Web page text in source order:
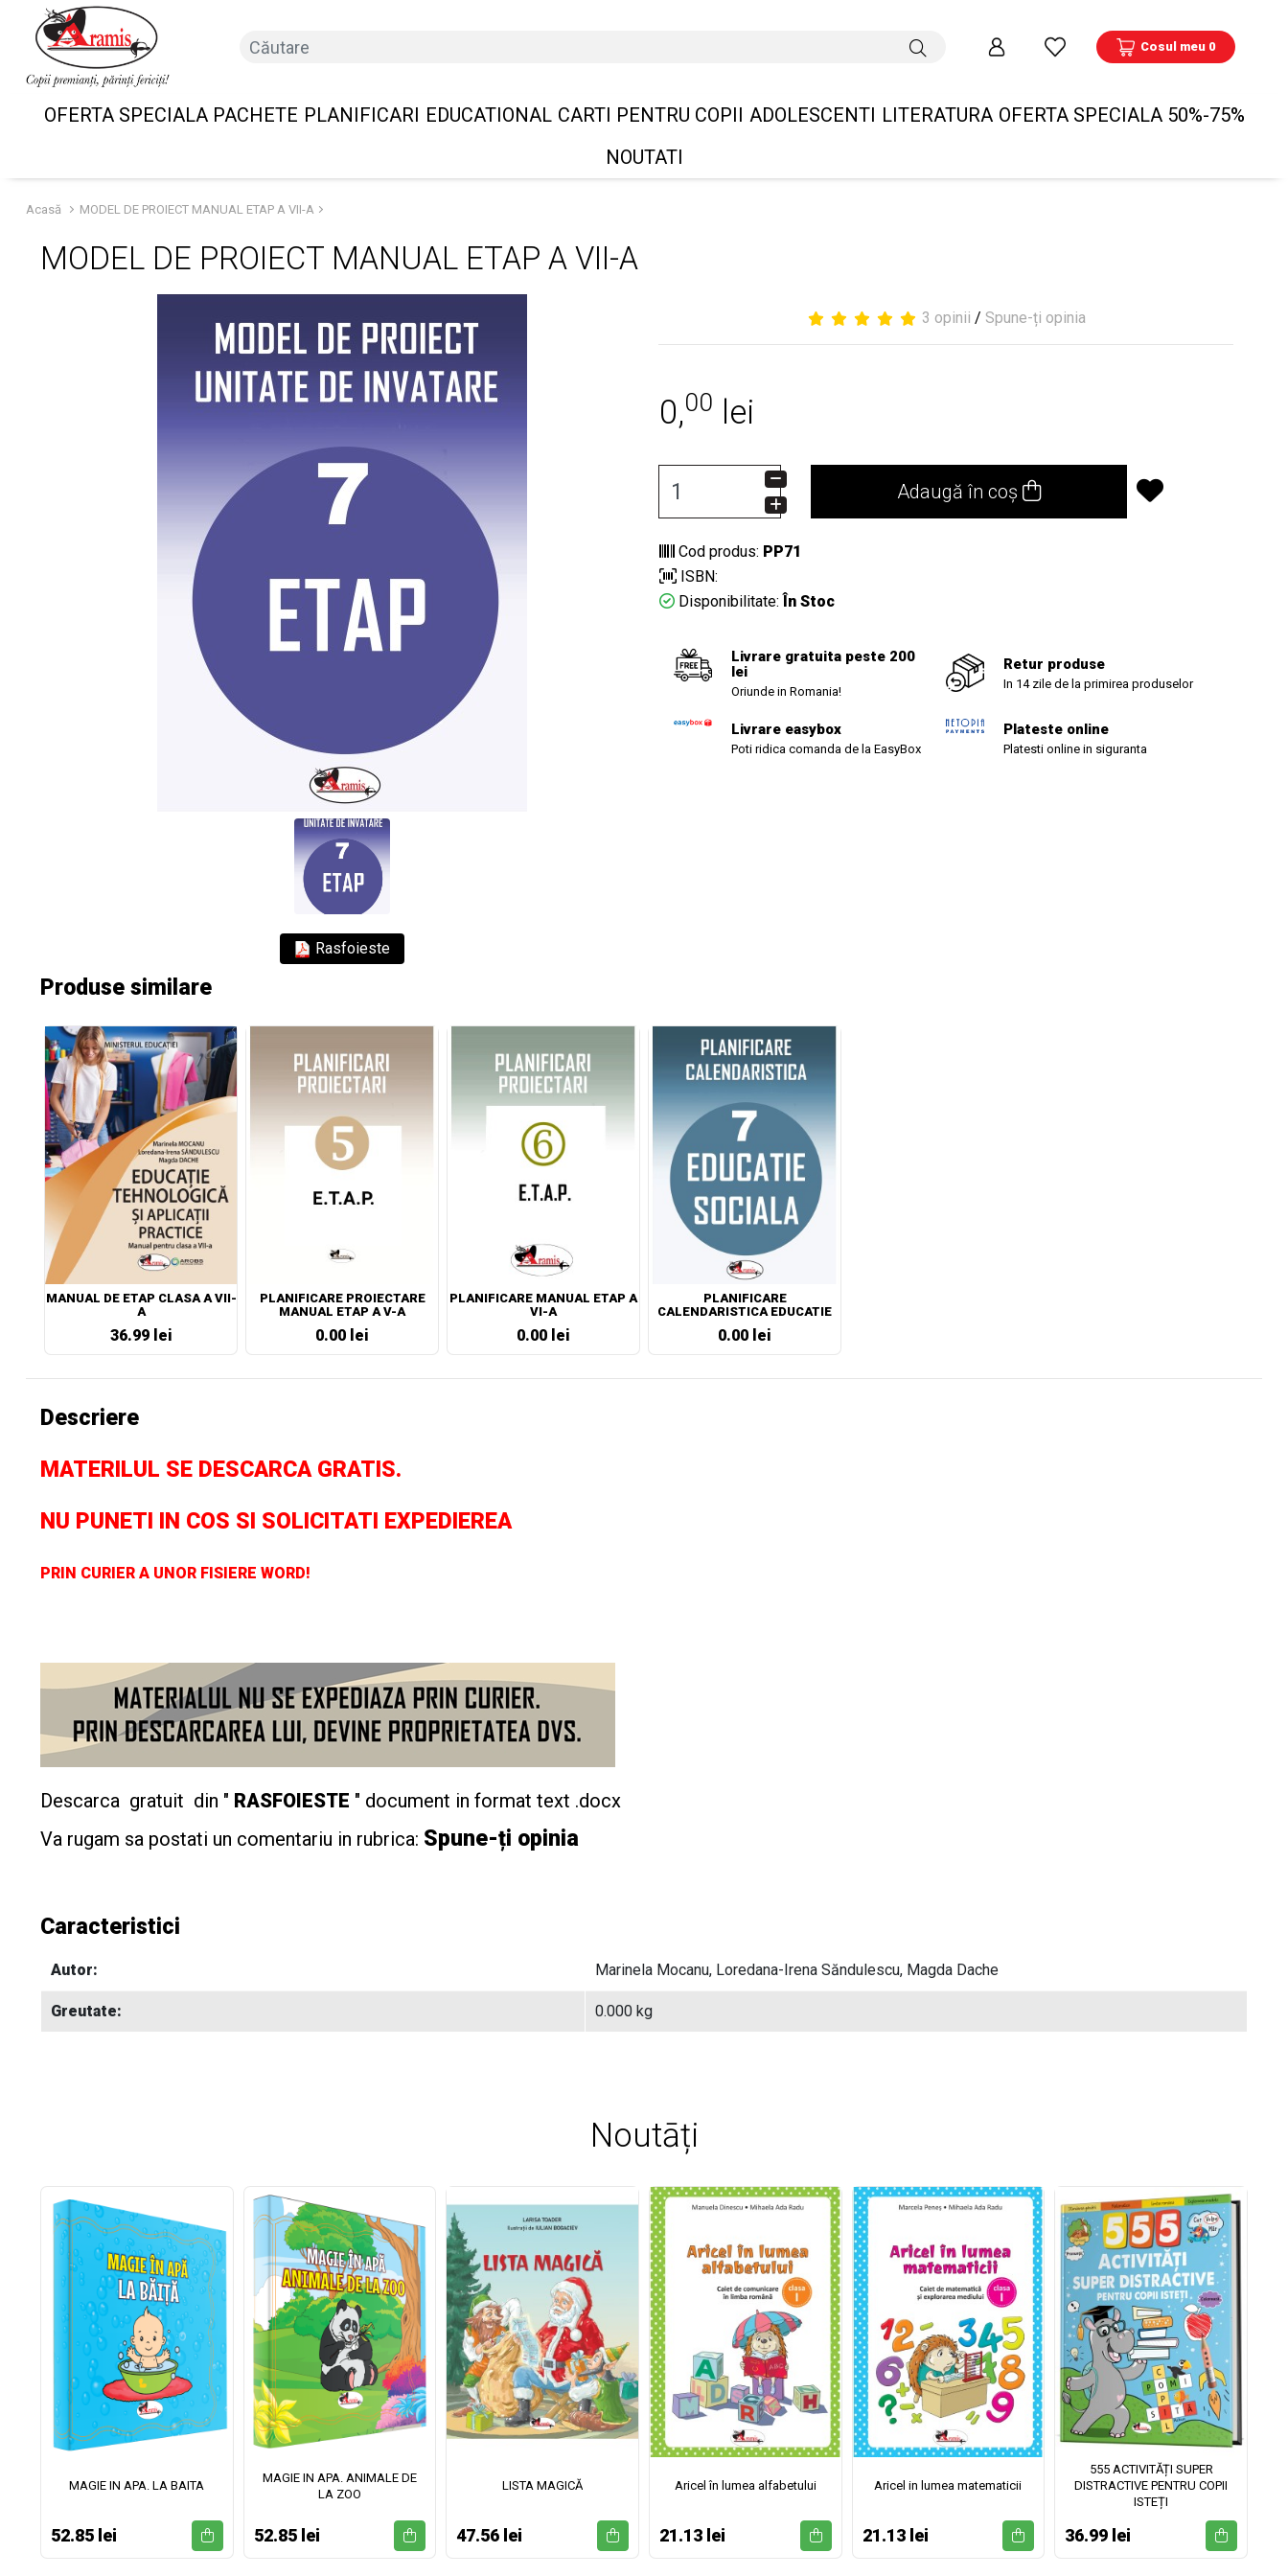
Cosul meu 0
OFERTA SPECIALA PACHETE PLANIFICARI EDUCATIONAL CARTI PENTRU COPII ADOLESCENTI LITERATURA OFERTA SPECIALA 50%-75%
NOUTATI
Acasă MODEL DE PROIECT MANUAL ETAP A VII-A
MODEL DE PROIECT MANUAL ETAP A VII-A
Rasfoieste
3 opinii / Spune-ți opinia
0,00 lei
Adaugă în coș
Cod produs: PP71
ISBN:
Disponibilitate: În Stoc
Livrare gratuita peste 200
lei
Oriunde in Romania!
Retur produse
In 14 zile de la primirea produselor
Livrare easybox
Poti ridica comanda de la EasyBox
Plateste online
Platesti online in siguranta
Produse similare
MANUAL DE ETAP CLASA A VII-
A
36.99 lei
PLANIFICARE PROIECTARE
MANUAL ETAP A V-A
0.00 lei
PLANIFICARE MANUAL ETAP A
VI-A
0.00 lei
PLANIFICARE
CALENDARISTICA EDUCATIE
SOCIALA CLASA A VII-A
0.00 lei
Descriere
MATERILUL SE DESCARCA GRATIS.
NU PUNETI IN COS SI SOLICITATI EXPEDIEREA
PRIN CURIER A UNOR FISIERE WORD!
Descarca gratuit din " RASFOIESTE " document in format text .docx
Va rugam sa postati un comentariu in rubrica: Spune-ți opinia
Caracteristici
Autor: Marinela Mocanu, Loredana-Irena Săndulescu, Magda Dache
Greutate: 0.000 kg
Noutāți
MAGIE IN APA. LA BAITA
52.85 lei
MAGIE IN APA. ANIMALE DE
LA ZOO
52.85 lei
LISTA MAGICĂ
47.56 lei
Aricel în lumea alfabetului
21.13 lei
Aricel in lumea matematicii
21.13 lei
555 ACTIVITĂȚI SUPER
DISTRACTIVE PENTRU COPII
ISTEȚI
36.99 lei